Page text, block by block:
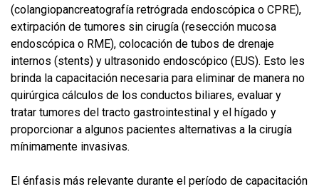
(colangiopancreatografía retrógrada endoscópica o CPRE),
extirpación de tumores sin cirugía (resección mucosa
endoscópica o RME), colocación de tubos de drenaje
internos (stents) y ultrasonido endoscópico (EUS). Esto les
brinda la capacitación necesaria para eliminar de manera no
quirúrgica cálculos de los conductos biliares, evaluar y
tratar tumores del tracto gastrointestinal y el hígado y
proporcionar a algunos pacientes alternativas a la cirugía
mínimamente invasivas.
El énfasis más relevante durante el período de capacitación